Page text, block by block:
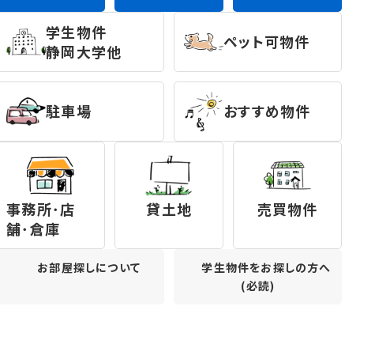
学生物件
静岡大学他
ペット可物件
駐車場 おすすめ物件
事務所･店
舗･倉庫
貸土地 売買物件
お部屋探しについて
学生物件をお探しの方へ
(必読)